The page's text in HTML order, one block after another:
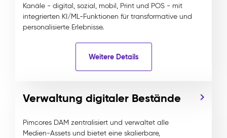
Kanäle - digital, sozial, mobil, Print und POS - mit
integrierten KI/ML-Funktionen für transformative und
personalisierte Erlebnisse.
Weitere Details
Verwaltung digitaler Bestände
Pimcores DAM zentralisiert und verwaltet alle
Medien-Assets und bietet eine skalierbare,